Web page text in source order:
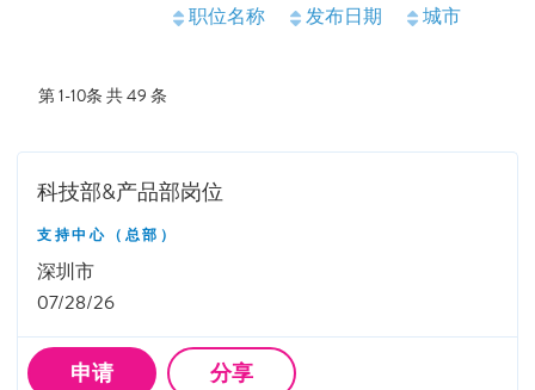
职位名称 发布日期 城市
第 1-10条 共 49 条
科技部&产品部岗位
支持中心（总部）
深圳市
07/28/26
申请 分享